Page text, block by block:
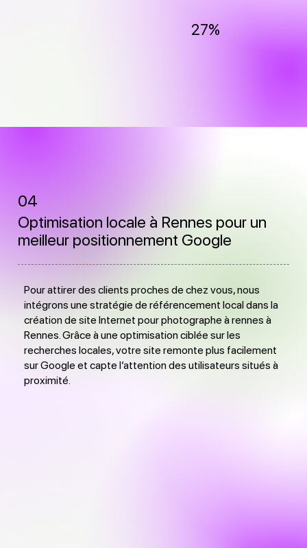
27%
04
Optimisation locale à Rennes pour un
meilleur positionnement Google
Pour attirer des clients proches de chez vous, nous
intégrons une stratégie de référencement local dans la
création de site Internet pour photographe à rennes à
Rennes. Grâce à une optimisation ciblée sur les
recherches locales, votre site remonte plus facilement
sur Google et capte l’attention des utilisateurs situés à
proximité.